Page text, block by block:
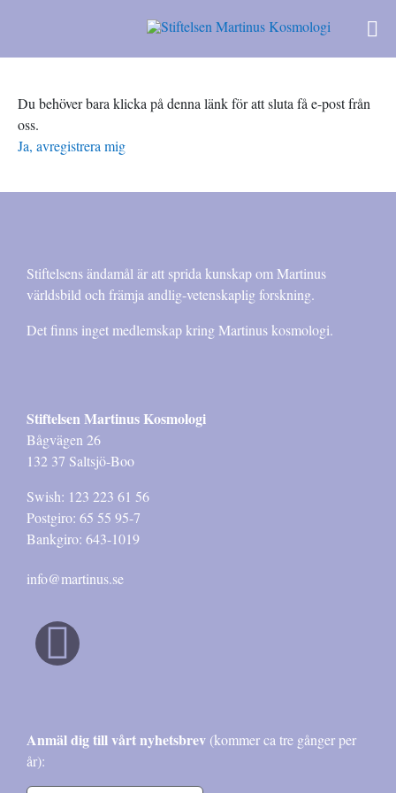
Du behöver bara klicka på denna länk för att sluta få e-post från
oss.
Ja, avregistrera mig
Stiftelsens ändamål är att sprida kunskap om Martinus
världsbild och främja andlig-vetenskaplig forskning.
Det finns inget medlemskap kring Martinus kosmologi.
Stiftelsen Martinus Kosmologi
Bågvägen 26
132 37 Saltsjö-Boo
Swish: 123 223 61 56
Postgiro: 65 55 95-7
Bankgiro: 643-1019
info@martinus.se
Anmäl dig till vårt nyhetsbrev (kommer ca tre gånger per
år):